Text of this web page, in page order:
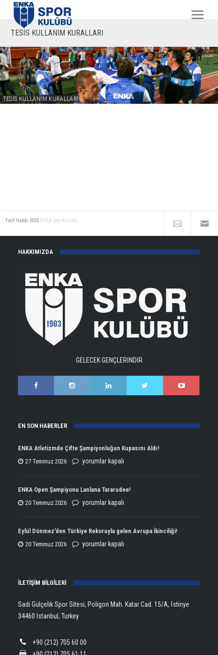
TESİS KULLANIM KURALLARI
TESİS KULLANIM KURALLARI
Telif Hakkı 2025 ENKA Spor Kulübü
HAKKIMIZDA
GELECEK GENÇLERİNDİR
EN SON HABERLER
ENKA Atletizmde Çifte Şampiyonluğun Kupasını Aldı!
27 Temmuz 2026
ENKA
Çifte
Şampiyonluğun
yorumlar kapalı
ENKA Open Şampiyonu Lanlana Tararudee!
20 Temmuz 2026
ENKA
Şampiyonu
Lanlana
yorumlar kapalı
Eylül Dönmez’den Türkiye Rekoruyla gelen Avrupa İkinciliği!
20 Temmuz 2026
Eylül
Rekoruyla
Avrupa
yorumlar kapalı
İLETİŞİM BİLGİLERİ
Sadi Gülçelik Spor Sitesi, Poligon Mah. Katar Cad. 15/A, İstinye
34460 Istanbul, Turkey
+90 (212) 705 60 00